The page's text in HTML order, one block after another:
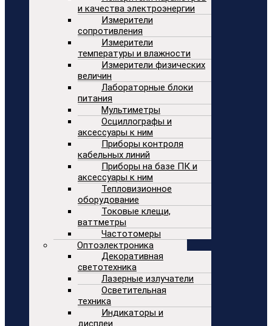
и качества электроэнергии
Измерители
сопротивления
Измерители
температуры и влажности
Измерители физических
величин
Лабораторные блоки
питания
Мультиметры
Осциллографы и
аксессуары к ним
Приборы контроля
кабельных линий
Приборы на базе ПК и
аксессуары к ним
Тепловизионное
оборудование
Токовые клещи,
ваттметры
Частотомеры
Оптоэлектроника
Декоративная
светотехника
Лазерные излучатели
Осветительная
техника
Индикаторы и
дисплеи